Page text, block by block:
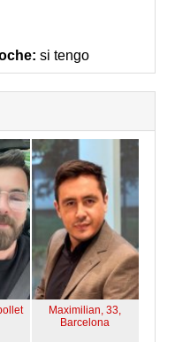
si tengo
Maximilian, 33,
Barcelona